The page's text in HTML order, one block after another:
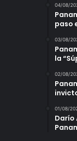
04/08/
paso
03/08/
la
02/08/
01/08/
Darío